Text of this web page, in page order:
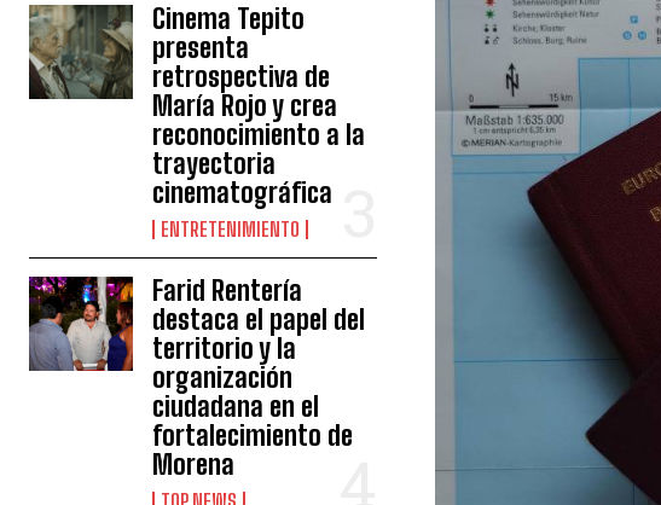
Cinema Tepito
presenta
retrospectiva de
María Rojo y crea
reconocimiento a la
trayectoria
cinematográfica
ENTRETENIMIENTO
Farid Rentería
destaca el papel del
territorio y la
organización
ciudadana en el
fortalecimiento de
Morena